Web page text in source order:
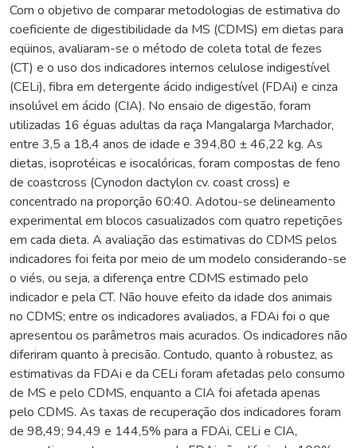
Com o objetivo de comparar metodologias de estimativa do
coeficiente de digestibilidade da MS (CDMS) em dietas para
eqüinos, avaliaram-se o método de coleta total de fezes
(CT) e o uso dos indicadores internos celulose indigestível
(CELi), fibra em detergente ácido indigestível (FDAi) e cinza
insolúvel em ácido (CIA). No ensaio de digestão, foram
utilizadas 16 éguas adultas da raça Mangalarga Marchador,
entre 3,5 a 18,4 anos de idade e 394,80 ± 46,22 kg. As
dietas, isoprotéicas e isocalóricas, foram compostas de feno
de coastcross (Cynodon dactylon cv. coast cross) e
concentrado na proporção 60:40. Adotou-se delineamento
experimental em blocos casualizados com quatro repetições
em cada dieta. A avaliação das estimativas do CDMS pelos
indicadores foi feita por meio de um modelo considerando-se
o viés, ou seja, a diferença entre CDMS estimado pelo
indicador e pela CT. Não houve efeito da idade dos animais
no CDMS; entre os indicadores avaliados, a FDAi foi o que
apresentou os parâmetros mais acurados. Os indicadores não
diferiram quanto à precisão. Contudo, quanto à robustez, as
estimativas da FDAi e da CELi foram afetadas pelo consumo
de MS e pelo CDMS, enquanto a CIA foi afetada apenas
pelo CDMS. As taxas de recuperação dos indicadores foram
de 98,49; 94,49 e 144,5% para a FDAi, CELi e CIA,